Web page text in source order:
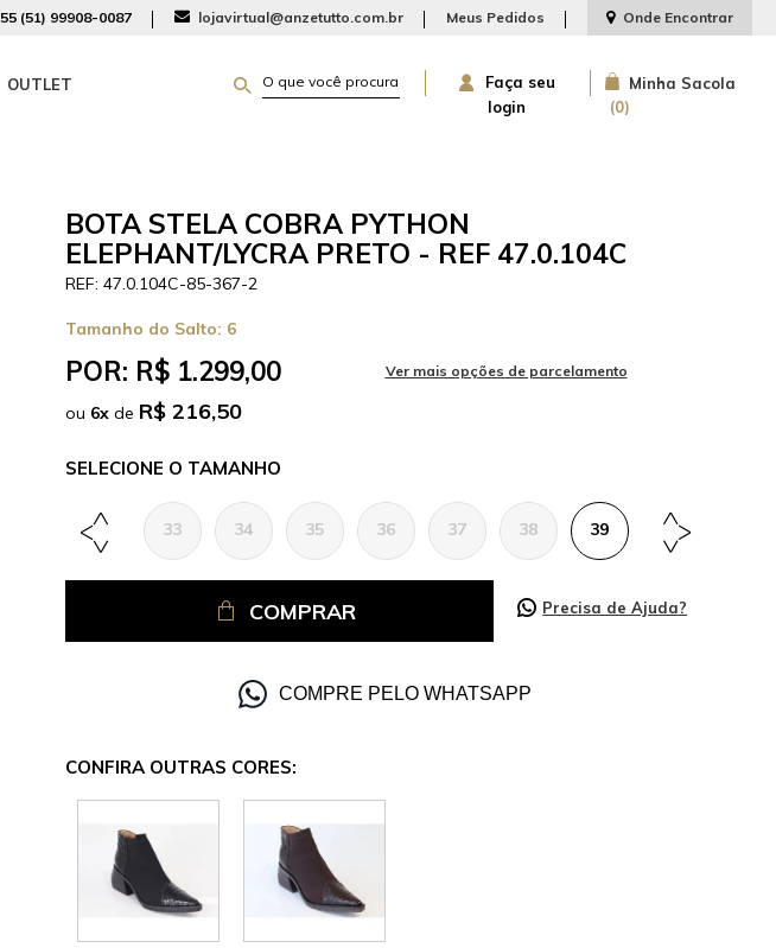
55 (51) 99908-0087 lojavirtual@anzetutto.com.br Meus Pedidos Onde Encontrar
OUTLET
Faça seu
login
Minha Sacola
0
BOTA STELA COBRA PYTHON
ELEPHANT/LYCRA PRETO - REF 47.0.104C
47.0.104C-85-367-2
Tamanho do Salto: 6
POR: R$ 1.299,00
ou 6x de R$ 216,50
TAMANHO
33 34 35 36 37 38 39 40
COMPRAR Precisa de Ajuda?
COMPRE PELO WHATSAPP
CONFIRA OUTRAS CORES: